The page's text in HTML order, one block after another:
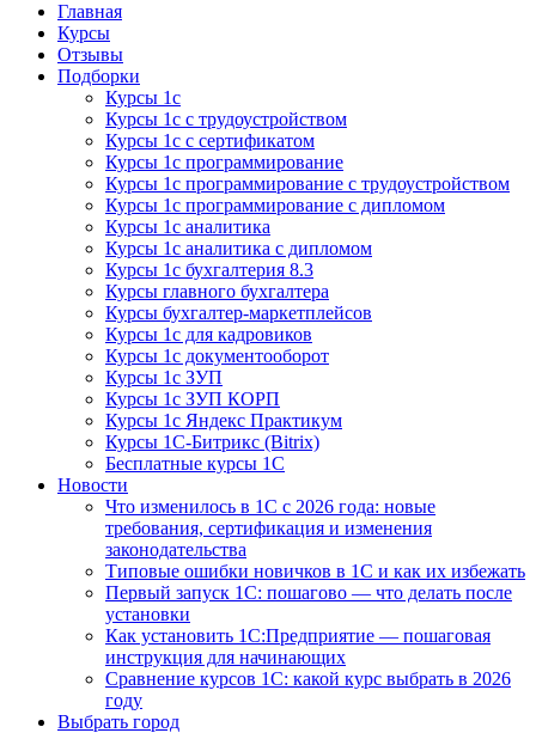
Курсы 1С
Курсы 1С официальная сертификация
Главная
Курсы
Отзывы
Подборки
Курсы 1с
Курсы 1с с трудоустройством
Курсы 1с с сертификатом
Курсы 1с программирование
Курсы 1с программирование с трудоустройством
Курсы 1с программирование с дипломом
Курсы 1с аналитика
Курсы 1с аналитика с дипломом
Курсы 1с бухгалтерия 8.3
Курсы главного бухгалтера
Курсы бухгалтер-маркетплейсов
Курсы 1с для кадровиков
Курсы 1с документооборот
Курсы 1с ЗУП
Курсы 1с ЗУП КОРП
Курсы 1с Яндекс Практикум
Курсы 1С-Битрикс (Bitrix)
Бесплатные курсы 1С
Новости
Что изменилось в 1С с 2026 года: новые
требования, сертификация и изменения
законодательства
Типовые ошибки новичков в 1С и как их избежать
Первый запуск 1С: пошагово — что делать после
установки
Как установить 1С:Предприятие — пошаговая
инструкция для начинающих
Сравнение курсов 1С: какой курс выбрать в 2026
году
Выбрать город